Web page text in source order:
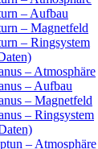
– Aufbau
– Magnetfeld
– Ringsystem
– Atmosphäre
– Aufbau
– Magnetfeld
– Ringsystem
– Atmosphäre